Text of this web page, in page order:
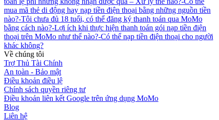
mua mã thẻ di động hay nạp tiền điện thoại bằng những nguồn tiền
nào?-Tôi chưa đủ 18 tuổi, có thể đăng ký thanh toán qua MoMo
bằng cách nào?-Lợi ích khi thực hiện thanh toán gói nạp tiền điện
thoại trên MoMo như thế nào?-Có thể nạp tiền điện thoại cho người
khác không?
Về chúng tôi
Trợ Thủ Tài Chính
An toàn - Bảo mật
Điều khoản điều lệ
Chính sách quyền riêng tư
Điều khoản liên kết Google trên ứng dụng MoMo
Blog
Liên hệ